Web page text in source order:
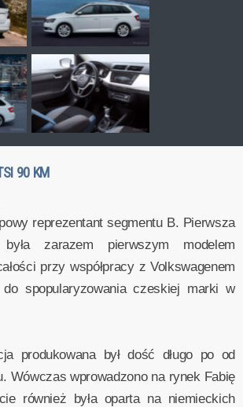
90 KM
reprezentant segmentu B. Pierwsza
zarazem pierwszym modelem
przy współpracy z Volkswagenem
spopularyzowania czeskiej marki w
produkowana był dość długo po od
Wówczas wprowadzono na rynek Fabię
również była oparta na niemieckich